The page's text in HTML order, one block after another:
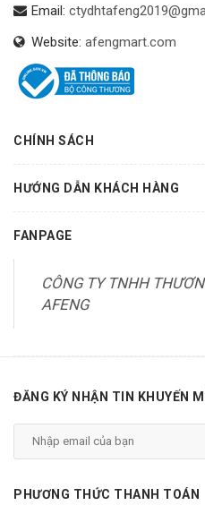
Email:
Website: afengmart.com
CHÍNH SÁCH
HƯỚNG DẪN KHÁCH HÀNG
FANPAGE
CÔNG TY TNHH
AFENG
ĐĂNG KÝ NHẬN TIN KHUYẾN
PHƯƠNG THỨC THANH TOÁN